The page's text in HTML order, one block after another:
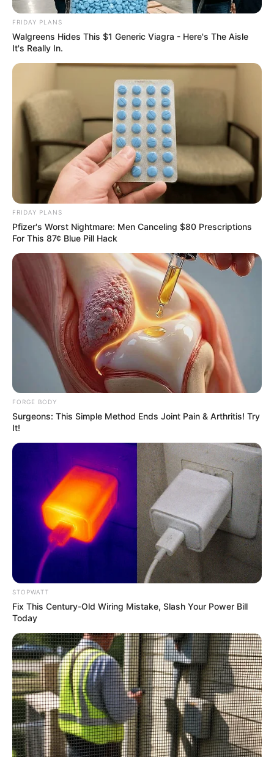
ไพ่ประจำวันของท่าน คือ ไพ่รุ่งเรือง
โชคลาภมาจากการทำบุญ หรือขอพรสิ่งศักดิ์สิทธิ์ วัน
นี้บุญกุศลหนุนนำอาจมีโชคเข้ามาแบบงงๆ ใคร
ค้าขาย ทำงานส่วนตัวไปได้ดี มีงานใหม่ๆ ลูกค้าหน้า
ใหม่เข้ามา ด้านสุขภาพต้องระวังหน้ามืด ลมแดด
การเงินอาจเข้ามาช้า แต่ก็ไม่ติดขัด
คนวันศุกร์
ไพ่ประจำวันของท่าน คือ ไพ่กิเลส
โชคลาภจะมาจากความคิดของตนเอง วันนี้ต้องระวัง
กิเลส จะนำปัญหามาให้ทั้งความรัก การเงิน ความลุ่ม
หลงอาจทำให้คุณเสียเงิน อย่าหวังรวยทางลัด ระวัง
จะเสียเพราะความอยากได้อยากมี มีเกณฑ์เสียเงินไป
กับกิเลสของตัวเอง
คนวันเสาร์
ไพ่ประจำวันของท่าน คือ ไพ่เริ่มต้น
โชคลาภจะได้มาจากคนรอบข้างนำมาให้ วันนี้ถืออีก
ได้ใหม่ๆ คนค้าขาย หรือทำงานส่วนตัวไปได้ด้วยดี
ลูกค้ามาก การเงินแม้จะมีเกณฑ์ได้รับเข้ามา แต่ก็มี
รายจ่ายค่อนข้างมาก
ยามมงคล ความสำเร็จ ทรัพย์ ลาภยศ
ก่อเกิด
เวลา 06.00-08.24 น. และ 15.37-18.00 น.
สิ่งศักดิ์สิทธิ์ประจำวัน
แนะนำสักการะขอพรพระแม่ธรณี
การเสริมมงคลวันนี้
วันนี้หากติดขัดให้ร่วมทำบุญบริจาคข้าวสาร หรือ
เครื่องอุปโภคบริโภคกับผู้ยากไร้
FRIDAY PLANS
Walgreens Hides This $1 Generic Viagra - Here's The Aisle
It's Really In.
FRIDAY PLANS
Pfizer's Worst Nightmare: Men Canceling $80 Prescriptions
For This 87¢ Blue Pill Hack
FORGE BODY
Surgeons: This Simple Method Ends Joint Pain & Arthritis! Try
It!
STOPWATT
Fix This Century-Old Wiring Mistake, Slash Your Power Bill
Today